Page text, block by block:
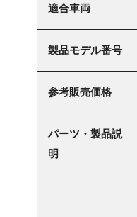
適合車両
製品モデル番号
参考販売価格
パーツ・製品説
明